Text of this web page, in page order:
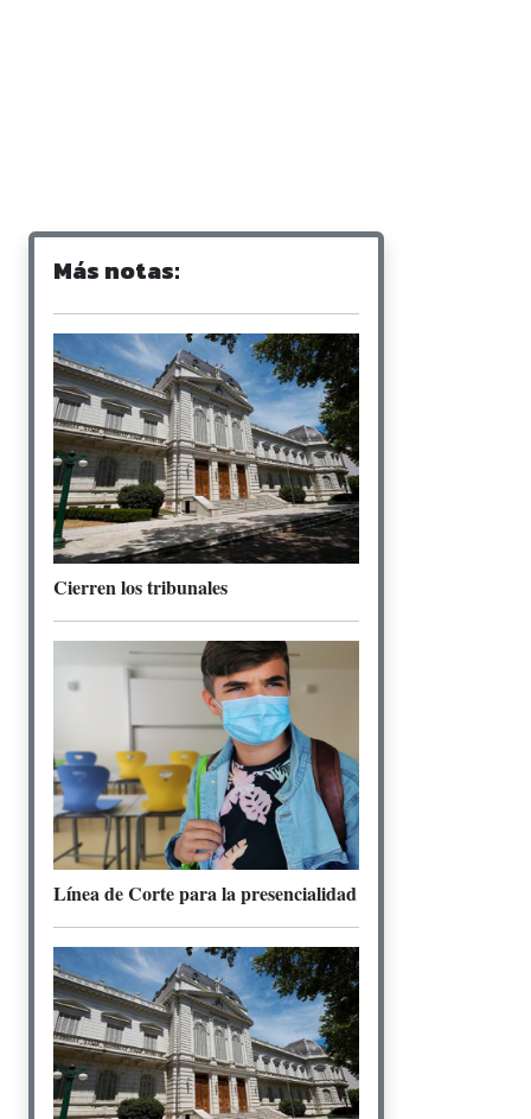
Más notas:
Cierren los tribunales
Línea de Corte para la presencialidad